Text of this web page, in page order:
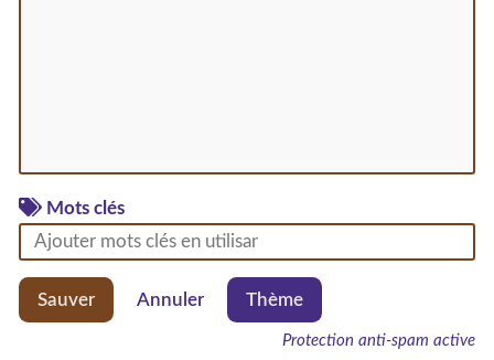
Mots clés
Sauver Annuler Thème
Protection anti-spam active